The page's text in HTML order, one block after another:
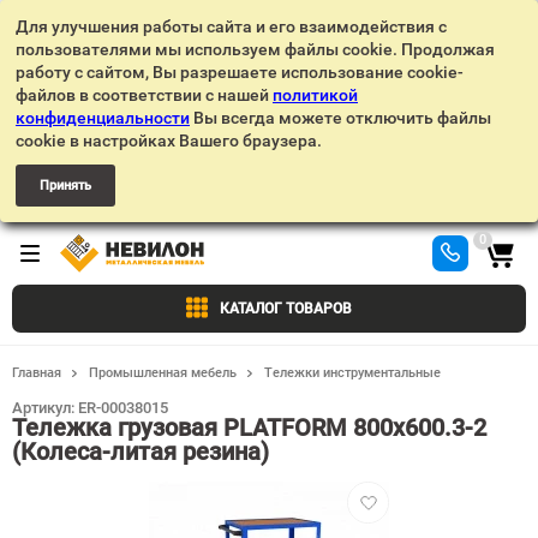
Для улучшения работы сайта и его взаимодействия с
пользователями мы используем файлы cookie. Продолжая
работу с сайтом, Вы разрешаете использование cookie-
файлов в соответствии с нашей политикой
конфиденциальности Вы всегда можете отключить файлы
cookie в настройках Вашего браузера.
Принять
КАТАЛОГ ТОВАРОВ
0
Главная Промышленная мебель Тележки инструментальные
Тележка грузовая PLATFORM 800х600.3-2
(Колеса-литая резина)
Артикул: ER-00038015
Добавить